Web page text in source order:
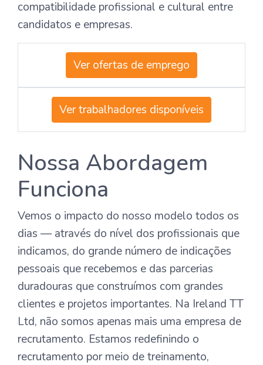
compatibilidade profissional e cultural entre
candidatos e empresas.
Ver ofertas de emprego
Ver trabalhadores disponíveis
Nossa Abordagem
Funciona
Vemos o impacto do nosso modelo todos os
dias — através do nível dos profissionais que
indicamos, do grande número de indicações
pessoais que recebemos e das parcerias
duradouras que construímos com grandes
clientes e projetos importantes. Na Ireland TT
Ltd, não somos apenas mais uma empresa de
recrutamento. Estamos redefinindo o
recrutamento por meio de treinamento,